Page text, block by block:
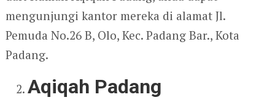
mengunjungi kantor mereka di alamat Jl.
Pemuda No.26 B, Olo, Kec. Padang Bar., Kota
Padang.
Aqiqah Padang